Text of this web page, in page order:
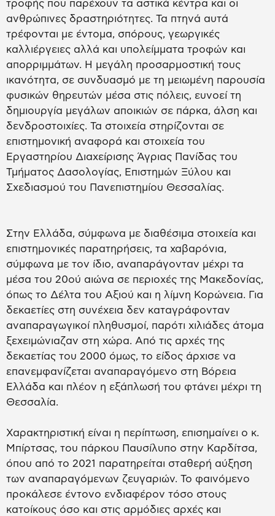
τροφής που παρέχουν τα αστικά κέντρα και οι
ανθρώπινες δραστηριότητες. Τα πτηνά αυτά
τρέφονται με έντομα, σπόρους, γεωργικές
καλλιέργειες αλλά και υπολείμματα τροφών και
απορριμμάτων. Η μεγάλη προσαρμοστική τους
ικανότητα, σε συνδυασμό με τη μειωμένη παρουσία
φυσικών θηρευτών μέσα στις πόλεις, ευνοεί τη
δημιουργία μεγάλων αποικιών σε πάρκα, άλση και
δενδροστοιχίες. Τα στοιχεία στηρίζονται σε
επιστημονική αναφορά και στοιχεία του
Εργαστηρίου Διαχείρισης Άγριας Πανίδας του
Τμήματος Δασολογίας, Επιστημών Ξύλου και
Σχεδιασμού του Πανεπιστημίου Θεσσαλίας.
Στην Ελλάδα, σύμφωνα με διαθέσιμα στοιχεία και
επιστημονικές παρατηρήσεις, τα χαβαρόνια,
σύμφωνα με τον ίδιο, αναπαράγονταν μέχρι τα
μέσα του 20ού αιώνα σε περιοχές της Μακεδονίας,
όπως το Δέλτα του Αξιού και η λίμνη Κορώνεια. Για
δεκαετίες στη συνέχεια δεν καταγράφονταν
αναπαραγωγικοί πληθυσμοί, παρότι χιλιάδες άτομα
ξεχειμώνιαζαν στη χώρα. Από τις αρχές της
δεκαετίας του 2000 όμως, το είδος άρχισε να
επανεμφανίζεται αναπαραγόμενο στη Βόρεια
Ελλάδα και πλέον η εξάπλωσή του φτάνει μέχρι τη
Θεσσαλία.
Χαρακτηριστική είναι η περίπτωση, επισημαίνει ο κ.
Μπίρτσας, του πάρκου Παυσίλυπο στην Καρδίτσα,
όπου από το 2021 παρατηρείται σταθερή αύξηση
των αναπαραγόμενων ζευγαριών. Το φαινόμενο
προκάλεσε έντονο ενδιαφέρον τόσο στους
κατοίκους όσο και στις αρμόδιες αρχές και